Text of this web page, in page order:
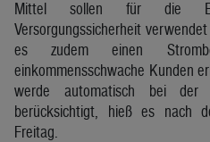
Mittel sollen für die
Versorgungssicherheit
es zudem einen
einkommensschwache Kunden
werde automatisch bei der
berücksichtigt, hieß es nach
Freitag.